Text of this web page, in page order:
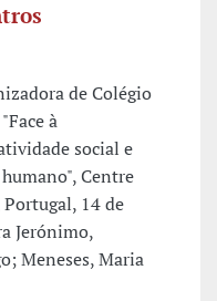
de Colégio
à
social e
Centre
14 de
Jerónimo,
Meneses, Maria